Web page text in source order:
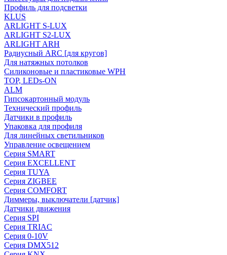
Профиль для подсветки
KLUS
ARLIGHT S-LUX
ARLIGHT S2-LUX
ARLIGHT ARH
Радиусный ARC [для кругов]
Для натяжных потолков
Силиконовые и пластиковые WPH
TOP, LEDs-ON
ALM
Гипсокартонный модуль
Технический профиль
Датчики в профиль
Упаковка для профиля
Для линейных светильников
Управление освещением
Серия SMART
Серия EXCELLENT
Серия TUYA
Серия ZIGBEE
Серия COMFORT
Диммеры, выключатели [датчик]
Датчики движения
Серия SPI
Серия TRIAC
Серия 0-10V
Серия DMX512